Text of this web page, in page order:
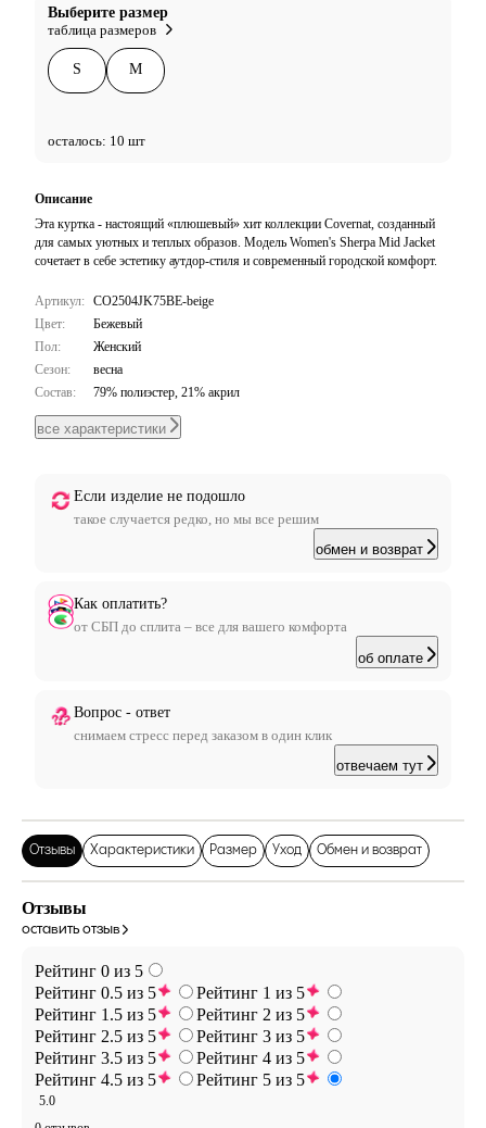
Выберите размер
таблица размеров
S M
осталось: 10 шт
Описание
Эта куртка - настоящий «плюшевый» хит коллекции Covernat, созданный
для самых уютных и теплых образов. Модель Women's Sherpa Mid Jacket
сочетает в себе эстетику аутдор-стиля и современный городской комфорт.
Артикул: CO2504JK75BE-beige
Цвет:
Бежевый
Пол:
Женский
Сезон:
весна
Состав:
79% полиэстер, 21% акрил
все характеристики
Если изделие не подошло
такое случается редко, но мы все решим
обмен и возврат
Как оплатить?
от СБП до сплита – все для вашего комфорта
об оплате
Вопрос - ответ
снимаем стресс перед заказом в один клик
отвечаем тут
Отзывы Характеристики Размер Уход Обмен и возврат
Отзывы
оставить отзыв
Рейтинг 0 из 5
Рейтинг 0.5 из 5
Рейтинг 1 из 5
Рейтинг 1.5 из 5
Рейтинг 2 из 5
Рейтинг 2.5 из 5
Рейтинг 3 из 5
Рейтинг 3.5 из 5
Рейтинг 4 из 5
Рейтинг 4.5 из 5
Рейтинг 5 из 5
5.0